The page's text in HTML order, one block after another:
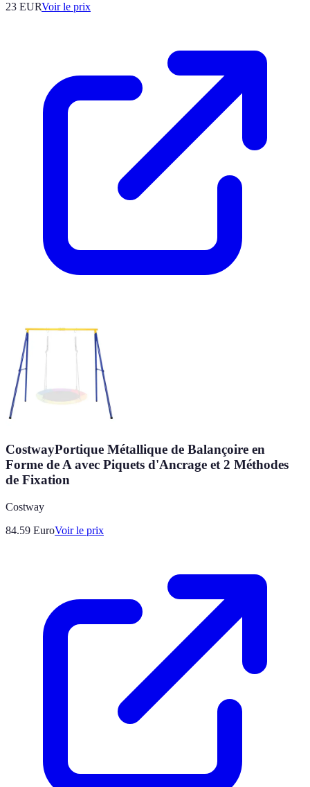
23 EURVoir le prix
CostwayPortique Métallique de Balançoire en
Forme de A avec Piquets d'Ancrage et 2 Méthodes
de Fixation
Costway
84.59 EuroVoir le prix